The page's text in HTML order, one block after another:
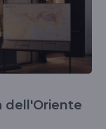
dell'Oriente